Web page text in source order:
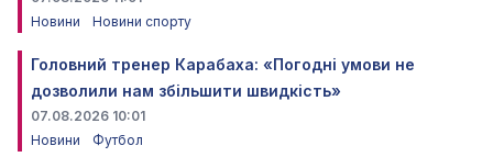
Новини
Новини спорту
Головний тренер Карабаха: «Погодні умови не
дозволили нам збільшити швидкість»
07.08.2026 10:01
Новини
Футбол